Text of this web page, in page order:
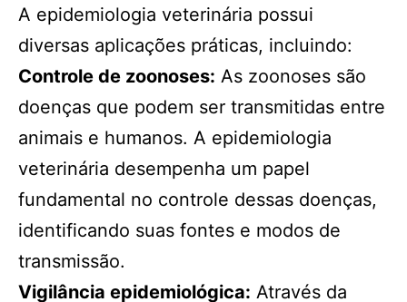
A epidemiologia veterinária possui
diversas aplicações práticas, incluindo:
Controle de zoonoses: As zoonoses são
doenças que podem ser transmitidas entre
animais e humanos. A epidemiologia
veterinária desempenha um papel
fundamental no controle dessas doenças,
identificando suas fontes e modos de
transmissão.
Vigilância epidemiológica: Através da